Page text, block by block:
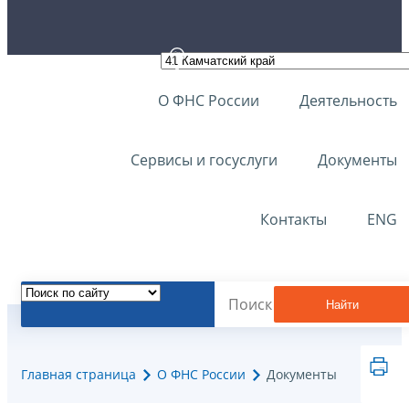
О ФНС России Деятельность
Сервисы и госуслуги Документы
Контакты ENG
Найти
Главная страница О ФНС России Документы